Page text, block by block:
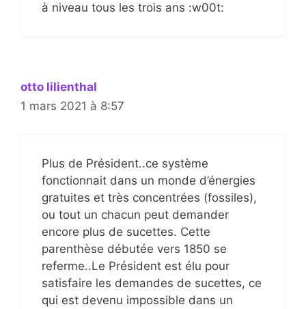
à niveau tous les trois ans :w00t:
otto lilienthal
1 mars 2021 à 8:57
Plus de Président..ce système
fonctionnait dans un monde d’énergies
gratuites et très concentrées (fossiles),
ou tout un chacun peut demander
encore plus de sucettes. Cette
parenthèse débutée vers 1850 se
referme..Le Président est élu pour
satisfaire les demandes de sucettes, ce
qui est devenu impossible dans un